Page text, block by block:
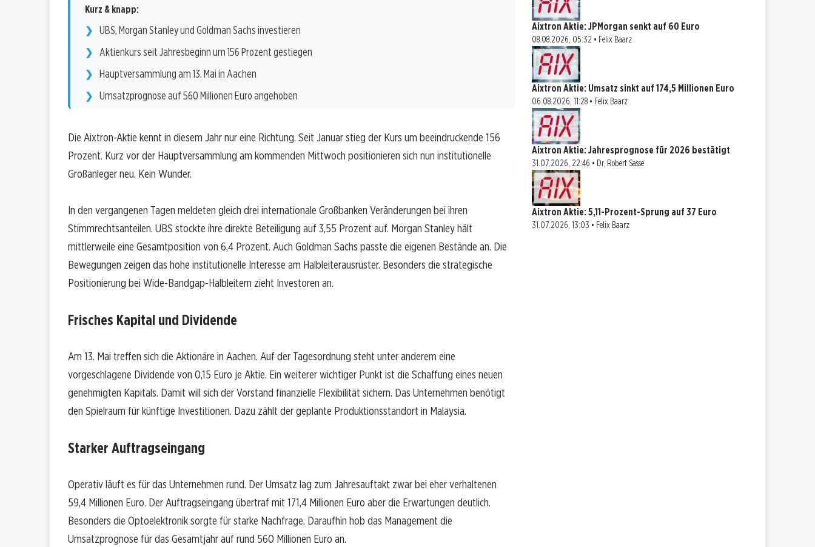
Kurz & knapp:
UBS, Morgan Stanley und Goldman Sachs investieren
Aktienkurs seit Jahresbeginn um 156 Prozent gestiegen
Hauptversammlung am 13. Mai in Aachen
Umsatzprognose auf 560 Millionen Euro angehoben
Die Aixtron-Aktie kennt in diesem Jahr nur eine Richtung. Seit Januar stieg der Kurs um beeindruckende 156
Prozent. Kurz vor der Hauptversammlung am kommenden Mittwoch positionieren sich nun institutionelle
Großanleger neu. Kein Wunder.
In den vergangenen Tagen meldeten gleich drei internationale Großbanken Veränderungen bei ihren
Stimmrechtsanteilen. UBS stockte ihre direkte Beteiligung auf 3,55 Prozent auf. Morgan Stanley hält
mittlerweile eine Gesamtposition von 6,4 Prozent. Auch Goldman Sachs passte die eigenen Bestände an. Die
Bewegungen zeigen das hohe institutionelle Interesse am Halbleiterausrüster. Besonders die strategische
Positionierung bei Wide-Bandgap-Halbleitern zieht Investoren an.
Frisches Kapital und Dividende
Am 13. Mai treffen sich die Aktionäre in Aachen. Auf der Tagesordnung steht unter anderem eine
vorgeschlagene Dividende von 0,15 Euro je Aktie. Ein weiterer wichtiger Punkt ist die Schaffung eines neuen
genehmigten Kapitals. Damit will sich der Vorstand finanzielle Flexibilität sichern. Das Unternehmen benötigt
den Spielraum für künftige Investitionen. Dazu zählt der geplante Produktionsstandort in Malaysia.
Starker Auftragseingang
Operativ läuft es für das Unternehmen rund. Der Umsatz lag zum Jahresauftakt zwar bei eher verhaltenen
59,4 Millionen Euro. Der Auftragseingang übertraf mit 171,4 Millionen Euro aber die Erwartungen deutlich.
Besonders die Optoelektronik sorgte für starke Nachfrage. Daraufhin hob das Management die
Umsatzprognose für das Gesamtjahr auf rund 560 Millionen Euro an.
Aixtron Aktie: JPMorgan senkt auf 60 Euro
08.08.2026, 05:32 • Felix Baarz
Aixtron Aktie: Umsatz sinkt auf 174,5 Millionen Euro
06.08.2026, 11:28 • Felix Baarz
Aixtron Aktie: Jahresprognose für 2026 bestätigt
31.07.2026, 22:46 • Dr. Robert Sasse
Aixtron Aktie: 5,11-Prozent-Sprung auf 37 Euro
31.07.2026, 13:03 • Felix Baarz